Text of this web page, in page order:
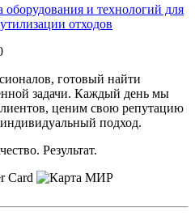
и технологий для
отходов
готовый найти
задачи. Каждый день мы
ценим свою репутацию
подход.
Результат.